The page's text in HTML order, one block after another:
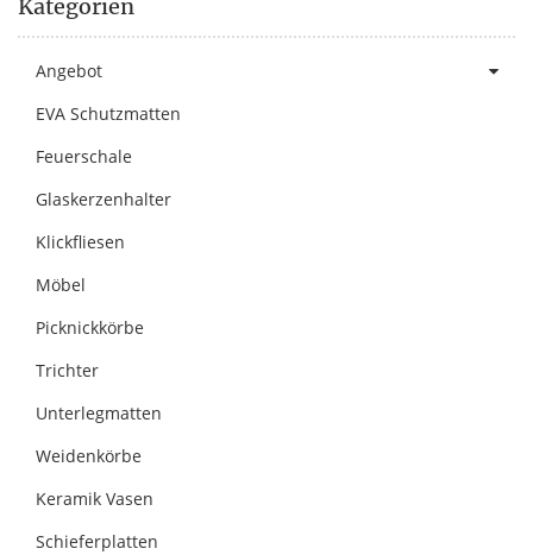
Kategorien
Angebot
EVA Schutzmatten
Feuerschale
Glaskerzenhalter
Klickfliesen
Möbel
Picknickkörbe
Trichter
Unterlegmatten
Weidenkörbe
Keramik Vasen
Schieferplatten